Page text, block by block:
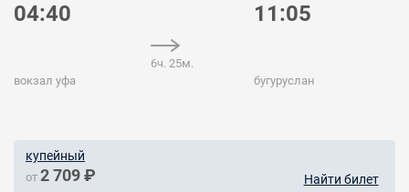
04:40
вокзал уфа
6ч. 25м.
11:05
бугуруслан
купейный
от 2 709 ₽ Найти билет